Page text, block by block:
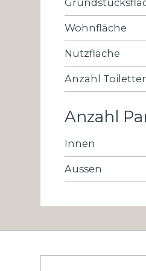
Wohnfläche
Nutzfläche
Anzahl
Anzahl
Innen
Aussen